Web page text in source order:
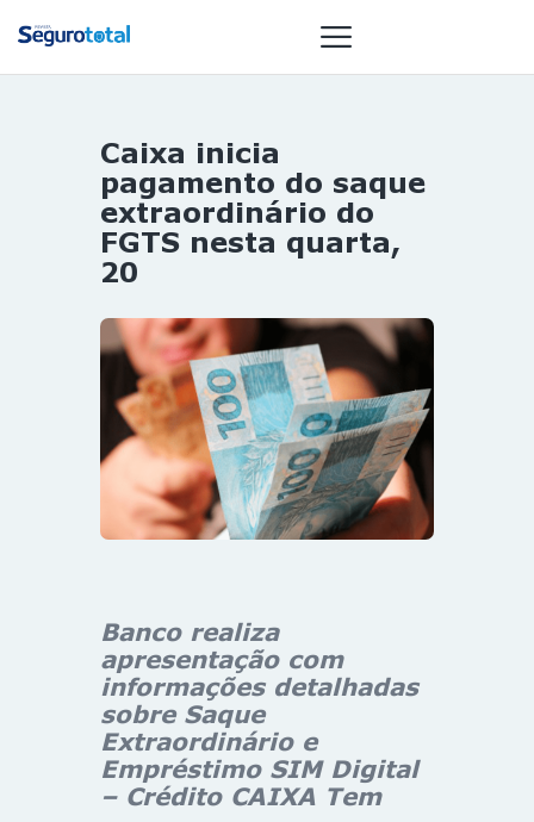
NOTÍCIAS
REVISTA
ESPECIAIS
ST SUMMIT
MULHERES
GESTORAS
HOMEST
HOME
Caixa inicia
pagamento do saque
extraordinário do
FGTS nesta quarta,
20
Banco realiza
apresentação com
informações detalhadas
sobre Saque
Extraordinário e
Empréstimo SIM Digital
– Crédito CAIXA Tem